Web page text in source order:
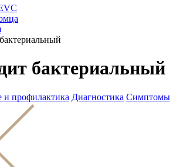
бактериальный
и профилактика Диагностика Симптомы